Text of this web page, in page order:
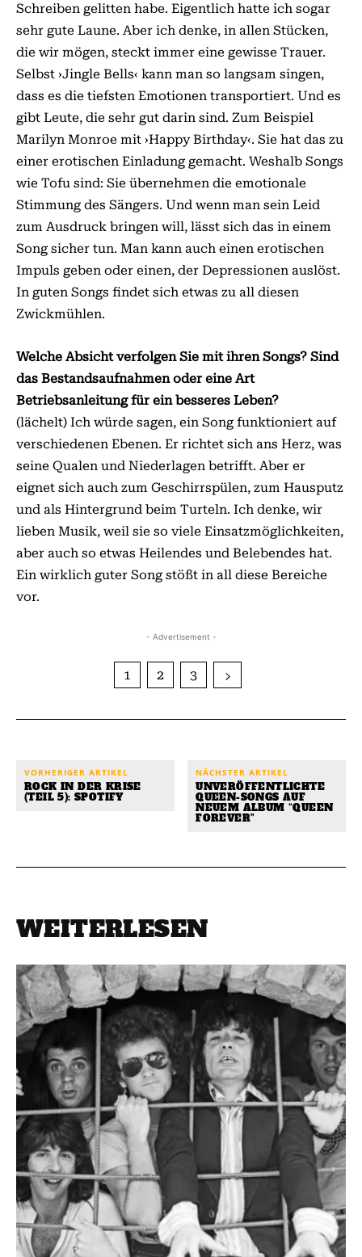
Schreiben gelitten habe. Eigentlich hatte ich sogar
sehr gute Laune. Aber ich denke, in allen Stücken,
die wir mögen, steckt immer eine gewisse Trauer.
Selbst ›Jingle Bells‹ kann man so langsam singen,
dass es die tiefsten Emotionen transportiert. Und es
gibt Leute, die sehr gut darin sind. Zum Beispiel
Marilyn Monroe mit ›Happy Birthday‹. Sie hat das zu
einer erotischen Einladung gemacht. Weshalb Songs
wie Tofu sind: Sie übernehmen die emotionale
Stimmung des Sängers. Und wenn man sein Leid
zum Ausdruck bringen will, lässt sich das in einem
Song sicher tun. Man kann auch einen erotischen
Impuls geben oder einen, der Depressionen auslöst.
In guten Songs findet sich etwas zu all diesen
Zwickmühlen.
Welche Absicht verfolgen Sie mit ihren Songs? Sind
das Bestandsaufnahmen oder eine Art
Betriebsanleitung für ein besseres Leben?
(lächelt) Ich würde sagen, ein Song funktioniert auf
verschiedenen Ebenen. Er richtet sich ans Herz, was
seine Qualen und Niederlagen betrifft. Aber er
eignet sich auch zum Geschirrspülen, zum Hausputz
und als Hintergrund beim Turteln. Ich denke, wir
lieben Musik, weil sie so viele Einsatzmöglichkeiten,
aber auch so etwas Heilendes und Belebendes hat.
Ein wirklich guter Song stößt in all diese Bereiche
vor.
- Advertisement -
1 2 3
VORHERIGER ARTIKEL
ROCK IN DER KRISE
(TEIL 5): SPOTIFY
NÄCHSTER ARTIKEL
UNVERÖFFENTLICHTE
QUEEN-SONGS AUF
NEUEM ALBUM “QUEEN
FOREVER”
WEITERLESEN